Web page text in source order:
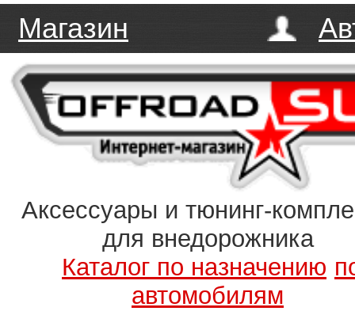
Магазин
Аксессуары и тюнинг-
для внедорожника
Каталог по назначению
автомобилям